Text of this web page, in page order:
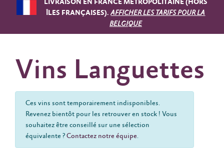
LIVRAISON EN FRANCE MÉTROPOLITAINE (HORS
ÎLES FRANÇAISES).AFFICHER LES TARIFS POUR LA
BELGIQUE
Vins Languettes
Ces vins sont temporairement indisponibles.
Revenez bientôt pour les retrouver en stock ! Vous
souhaitez être conseillé sur une sélection
équivalente ?Contactez notre équipe.